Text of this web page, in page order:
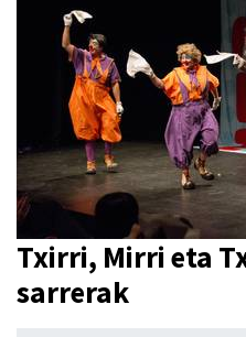
Txirri, Mirri eta
sarrerak